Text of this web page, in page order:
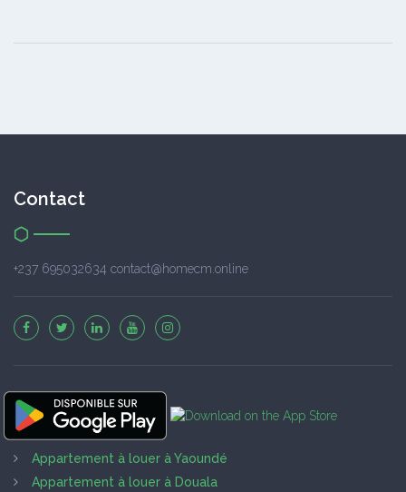
Contact
+237 695032634 contact@homecm.online
Appartement à louer à Yaoundé
Appartement à louer à Douala